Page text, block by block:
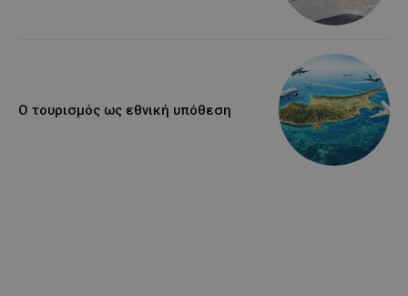
Ο τουρισμός ως εθνική υπόθεση